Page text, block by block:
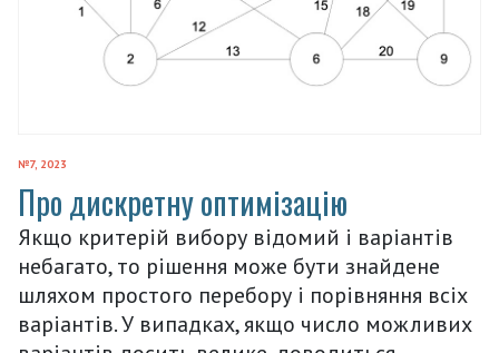
№7, 2023
Про дискретну оптимізацію
Якщо критерій вибору відомий і варіантів
небагато, то рішення може бути знайдене
шляхом простого перебору і порівняння всіх
варіантів. У випадках, якщо число можливих